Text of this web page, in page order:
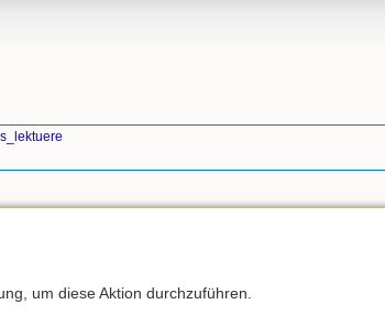
um diese Aktion durchzuführen.